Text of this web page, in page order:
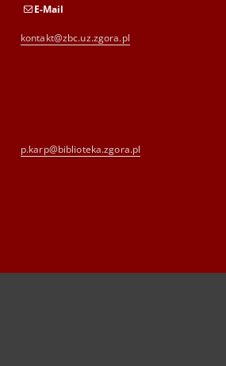
E-Mail
kontakt@zbc.uz.zgora.pl
p.karp@biblioteka.zgora.pl